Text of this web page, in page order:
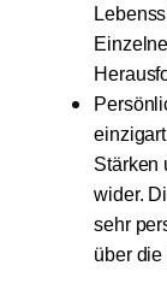
Stärken
wider.
sehr
über die